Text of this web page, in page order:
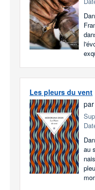
Les pleurs du vent
par
au